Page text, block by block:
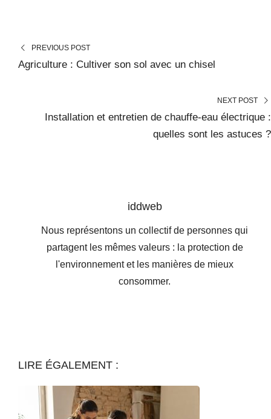
PREVIOUS POST
Agriculture : Cultiver son sol avec un chisel
NEXT POST
Installation et entretien de chauffe-eau électrique :
quelles sont les astuces ?
iddweb
Nous représentons un collectif de personnes qui
partagent les mêmes valeurs : la protection de
l'environnement et les manières de mieux
consommer.
LIRE ÉGALEMENT :